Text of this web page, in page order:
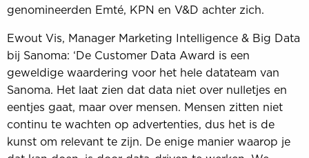
genomineerden Emté, KPN en V&D achter zich.
Ewout Vis, Manager Marketing Intelligence & Big Data
bij Sanoma: ‘De Customer Data Award is een
geweldige waardering voor het hele datateam van
Sanoma. Het laat zien dat data niet over nulletjes en
eentjes gaat, maar over mensen. Mensen zitten niet
continu te wachten op advertenties, dus het is de
kunst om relevant te zijn. De enige manier waarop je